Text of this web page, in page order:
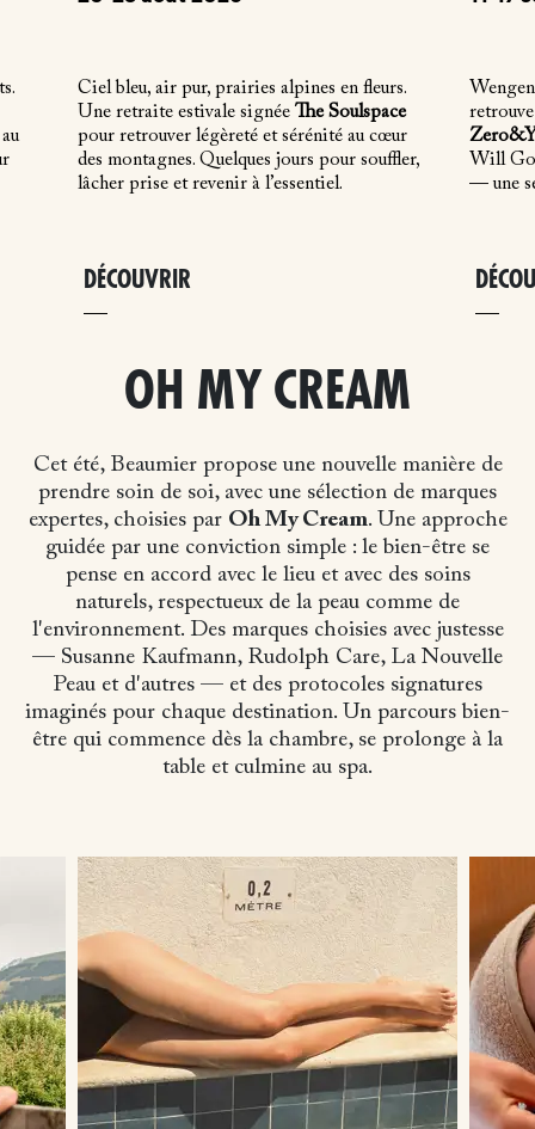
Ciel bleu, air pur, prairies alpines en fleurs.
Une retraite estivale signée The Soulspace
pour retrouver légèreté et sérénité au cœur
des montagnes. Quelques jours pour souffler,
lâcher prise et revenir à l’essentiel.
DÉCOUVRIR
Will
— une
OH MY CREAM
Cet été, Beaumier propose une nouvelle manière de
prendre soin de soi, avec une sélection de marques
expertes, choisies par Oh My Cream. Une approche
guidée par une conviction simple : le bien-être se
pense en accord avec le lieu et avec des soins
naturels, respectueux de la peau comme de
l'environnement. Des marques choisies avec justesse
— Susanne Kaufmann, Rudolph Care, La Nouvelle
Peau et d'autres — et des protocoles signatures
imaginés pour chaque destination. Un parcours bien-
être qui commence dès la chambre, se prolonge à la
table et culmine au spa.